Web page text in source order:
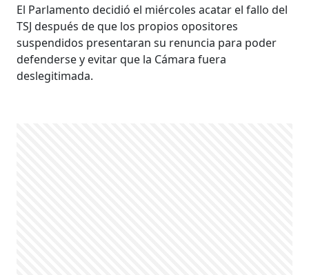
El Parlamento decidió el miércoles acatar el fallo del
TSJ después de que los propios opositores
suspendidos presentaran su renuncia para poder
defenderse y evitar que la Cámara fuera
deslegitimada.